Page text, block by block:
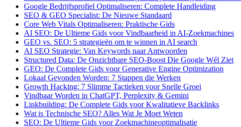
Google Bedrijfsprofiel Optimaliseren: Complete Handleiding
SEO & GEO Specialist: De Nieuwe Standaard
Core Web Vitals Optimaliseren: Praktische Gids
AI SEO: De Ultieme Gids voor Vindbaarheid in AI-Zoekmachines
GEO vs. SEO: 5 strategieën om te winnen in AI search
AI SEO Strategie: Van Keywords naar Antwoorden
Structured Data: De Onzichtbare SEO-Boost Die Google Wél Ziet
GEO: De Complete Gids voor Generative Engine Optimization
Lokaal Gevonden Worden: 7 Stappen die Werken
Growth Hacking: 7 Slimme Tactieken voor Snelle Groei
Vindbaar Worden in ChatGPT, Perplexity & Gemini
Linkbuilding: De Complete Gids voor Kwalitatieve Backlinks
Wat is Technische SEO? Alles Wat Je Moet Weten
SEO: De Ultieme Gids voor Zoekmachineoptimalisatie